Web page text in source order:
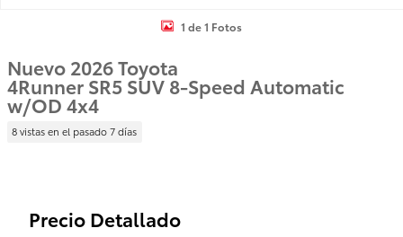
1 de 1 Fotos
Nuevo 2026 Toyota
4Runner SR5 SUV 8-Speed Automatic
w/OD 4x4
8 vistas en el pasado 7 días
Precio Detallado